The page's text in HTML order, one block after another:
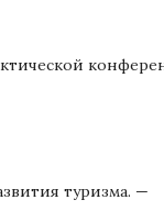
туризма. —